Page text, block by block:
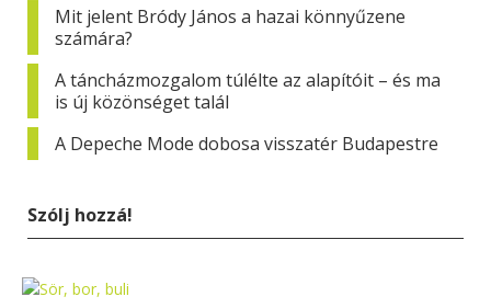
Mit jelent Bródy János a hazai könnyűzene
számára?
A táncházmozgalom túlélte az alapítóit – és ma
is új közönséget talál
A Depeche Mode dobosa visszatér Budapestre
Szólj hozzá!